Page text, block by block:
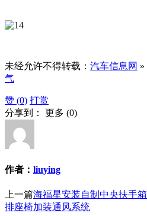
未经允许不得转载： 汽车信息网 »
气
赞 (0) 打赏
分享到： 更多 (0)
作者： liuying
上一篇海福星安装自制中央扶手箱
排座椅加装通风系统